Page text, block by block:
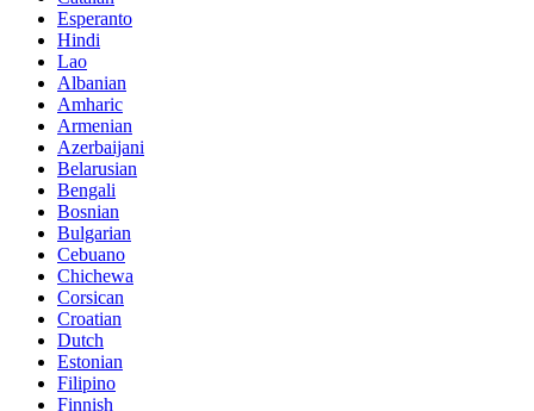
Esperanto
Hindi
Lao
Albanian
Amharic
Armenian
Azerbaijani
Belarusian
Bengali
Bosnian
Bulgarian
Cebuano
Chichewa
Corsican
Croatian
Dutch
Estonian
Filipino
Finnish